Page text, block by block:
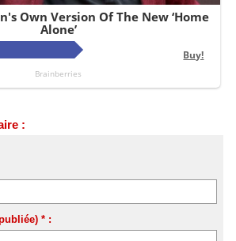
:
* :